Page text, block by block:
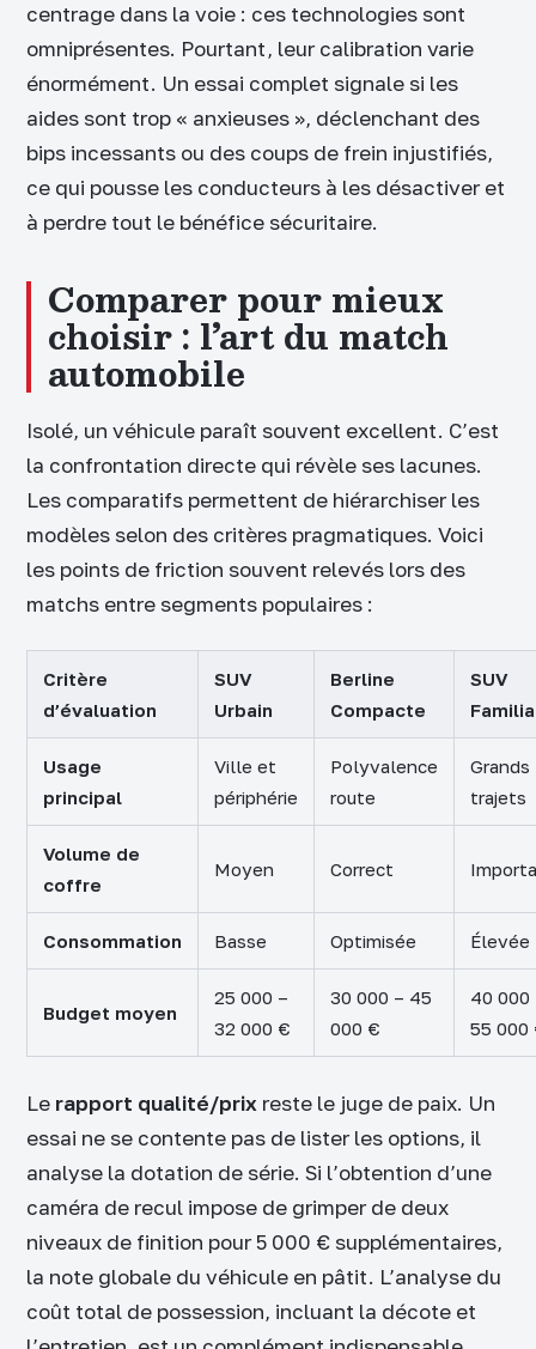
centrage dans la voie : ces technologies sont
omniprésentes. Pourtant, leur calibration varie
énormément. Un essai complet signale si les
aides sont trop « anxieuses », déclenchant des
bips incessants ou des coups de frein injustifiés,
ce qui pousse les conducteurs à les désactiver et
à perdre tout le bénéfice sécuritaire.
Comparer pour mieux
choisir : l’art du match
automobile
Isolé, un véhicule paraît souvent excellent. C’est
la confrontation directe qui révèle ses lacunes.
Les comparatifs permettent de hiérarchiser les
modèles selon des critères pragmatiques. Voici
les points de friction souvent relevés lors des
matchs entre segments populaires :
Critère
d’évaluation
SUV
Urbain
Berline
Compacte
SUV
Usage
principal
Ville et
périphérie
Polyvalence
route
Grands
trajets
Volume de
coffre
Moyen Correct
Consommation Basse Optimisée Élevée
Budget moyen
25 000 –
32 000 €
30 000 – 45
000 €
40 000
55 000
Le rapport qualité/prix reste le juge de paix. Un
essai ne se contente pas de lister les options, il
analyse la dotation de série. Si l’obtention d’une
caméra de recul impose de grimper de deux
niveaux de finition pour 5 000 € supplémentaires,
la note globale du véhicule en pâtit. L’analyse du
coût total de possession, incluant la décote et